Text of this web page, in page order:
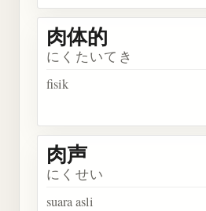
肉体的
にくたいてき
fisik
肉声
にくせい
suara asli